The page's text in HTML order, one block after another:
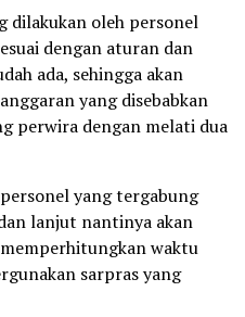
dilakukan oleh personel
dengan aturan dan
ada, sehingga akan
yang disebabkan
perwira dengan melati dua
yang tergabung
lanjut nantinya akan
waktu
sarpras yang